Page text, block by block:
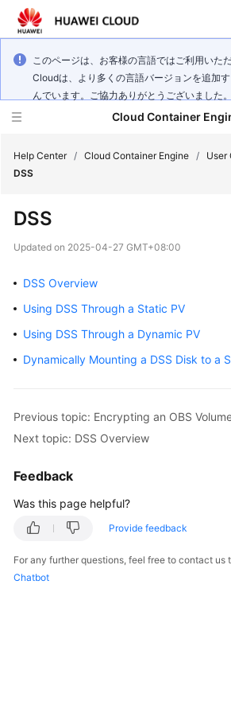
このページは、お客様の言語ではご利用いた
Cloudは、より多くの言語バージョンを追加
んでいます。ご協力ありがとうございました。
Cloud Container
What's
Product
Bulletin
Service
Billing
Kubernetes
Getting
User
Guide
Help Center / Cloud Container Engine / User
DSS
DSS
Updated on 2025-04-27 GMT+08:00
DSS Overview
Using DSS Through a Static PV
Using DSS Through a Dynamic PV
Dynamically Mounting a DSS Disk to a
Previous topic: Encrypting an OBS
Next topic: DSS Overview
Feedback
Was this page helpful?
Provide feedback
For any further questions, feel free to contact us
Chatbot